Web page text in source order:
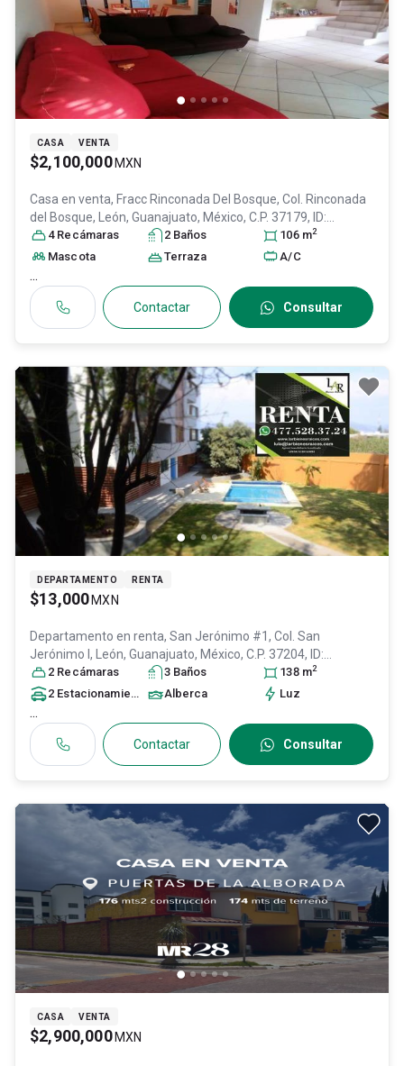
CASA VENTA
$2,100,000 MXN
Casa en venta, Fracc Rinconada Del Bosque, Col. Rinconada
del Bosque,
León, Guanajuato, México, C.P. 37179, ID:
29547043
4 Recámaras 2 Baños 106 m2
Mascota Terraza A/C
...
Contactar Consultar
DEPARTAMENTO RENTA
$13,000 MXN
Departamento en renta, San Jerónimo #1, Col. San
Jerónimo I,
León, Guanajuato, México, C.P. 37204, ID:
7647116
2 Recámaras 3 Baños 138 m2
2 Estacionamiento s Alberca Luz
...
Contactar Consultar
CASA VENTA
$2,900,000 MXN